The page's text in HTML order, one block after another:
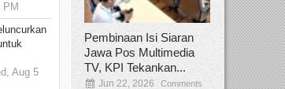
PM
Aug 5
Pembinaan Isi Siaran
Jawa Pos Multimedia
TV, KPI Tekankan...
Jun 22, 2026
Comments